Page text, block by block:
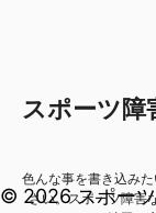
スポーツ障
色んな事を書き込み
さい。スポーツ障害
© 2026 スポー